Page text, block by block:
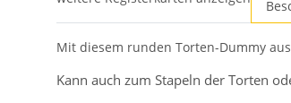
Mit diesem runden Torten-Dummy
Kann auch zum Stapeln der Torten